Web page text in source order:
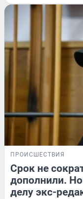
ПРОИСШЕСТВИЯ
Срок не
дополнили.
делу экс-